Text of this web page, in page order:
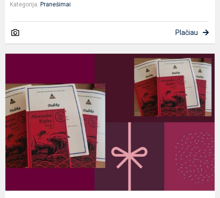
Kategorija: Pranešimai
Plačiau